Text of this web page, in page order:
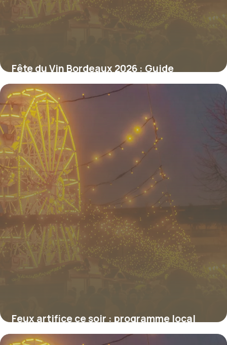
Fête du Vin Bordeaux 2026 : Guide
Complet
10 juillet 2026
Feux artifice ce soir : programme local
2026